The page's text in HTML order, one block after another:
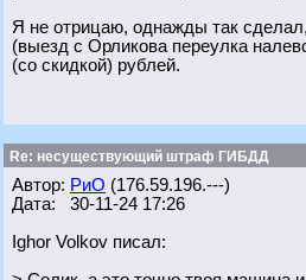
Я не отрицаю, однажды так
(выезд с Орликова переулка
(со скидкой) рублей.
Re: несуществующий штраф ГИБДД
Автор: РиО (176.59.196.---)
Дата: 30-11-24 17:26
Ighor Volkov писал: